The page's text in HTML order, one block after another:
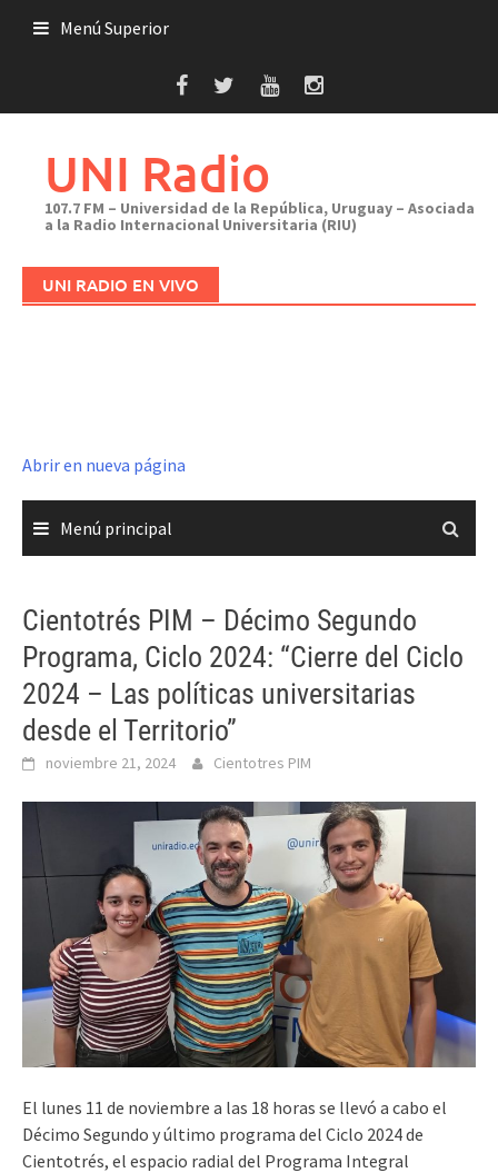
Menú Superior
UNI Radio
107.7 FM – Universidad de la República, Uruguay – Asociada
a la Radio Internacional Universitaria (RIU)
UNI RADIO EN VIVO
Abrir en nueva página
Menú principal
Cientotrés PIM – Décimo Segundo
Programa, Ciclo 2024: “Cierre del Ciclo
2024 – Las políticas universitarias
desde el Territorio”
noviembre 21, 2024 Cientotres PIM
El lunes 11 de noviembre a las 18 horas se llevó a cabo el
Décimo Segundo y último programa del Ciclo 2024 de
Cientotrés, el espacio radial del Programa Integral